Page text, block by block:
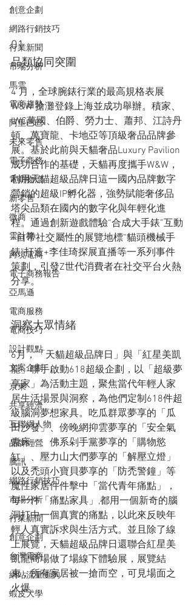
創意企劃
網路行銷技巧
行業新聞
市場分析
馬雲
電商趨勢
阿里巴巴
未來零售
電子商務
電商物流
新零售
微商
雲計算
跨境電商
電子商務報告
亞馬遜
電商服務
電商技巧
設計觀點
文案企劃
京東
共享經濟
互聯網人物
品牌經營
騰訊
網路行銷技巧
市場分析
行業新聞
創意企劃
台灣電商
網站流量查詢
蝦皮大學
01
品類協同突圍
4 月，全球腕錶行業的最高規格表展
W&W 搶灘登錄上海並成功舉辦。積家、
IWC萬國、伯爵、勞力士、蕭邦、江詩丹
頓、萬寶龍、卡地亞等頂級奢品品牌參
展。基於此前與天貓奢品Luxury Pavilion
成功合作的基礎，天貓再度攜手W&W，
利用天貓超級品牌日這一國內品牌數字
營銷的超級IP孵化器，強勢賦能奢侈品
塔尖品類在國內的數字化與年輕化進
程。通過創新遊戲體驗“合成大手錶”互動
+自帶社交屬性的展覽地標“貓頭機械手
錶”打造+李佳琦探展直播等一系列事件
策劃，引發Z世代消費者在社交平台火熱
分享。
洞察大眾情緒
6月，「天貓超級品牌日」與「紅星美凱
龍」聯手啟動618超級企劃，以「超級夢
享家」為活動主題，聚焦當代年輕人家
居生活場景與洞察，為他們定制618件超
級腦洞夢想家具。吃瓜群眾夢享的「瓜
田沙發」、傍晚網抑雲夢享的「安全氣
囊床」、佛系剁手黨夢享的「購物慾
缸」、壓力山大們夢享的「解壓立燈」
以及禿頭小寶貝夢享的「防禿警鐘」等
魔性家居件件擊中「當代青年痛點」，
每一件「痛點家具」,都用一個新奇的腦
洞打中一個真實的痛點，以此來反映年
輕人真實訴求與生活方式。並且除了線
上展覽，天貓超級品牌日還聯合紅星美
凱龍商場做了場線下體驗展，展覽結
束，所有家居被一搶而空，可見場面之
火爆。